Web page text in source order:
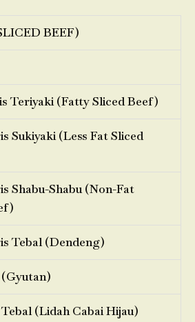
BEEF)
Teriyaki (Fatty Sliced Beef)
Sukiyaki (Less Fat Sliced
Shabu-Shabu (Non-Fat
Tebal (Dendeng)
(Lidah Cabai Hijau)